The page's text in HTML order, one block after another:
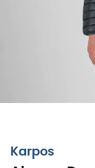
Karpos